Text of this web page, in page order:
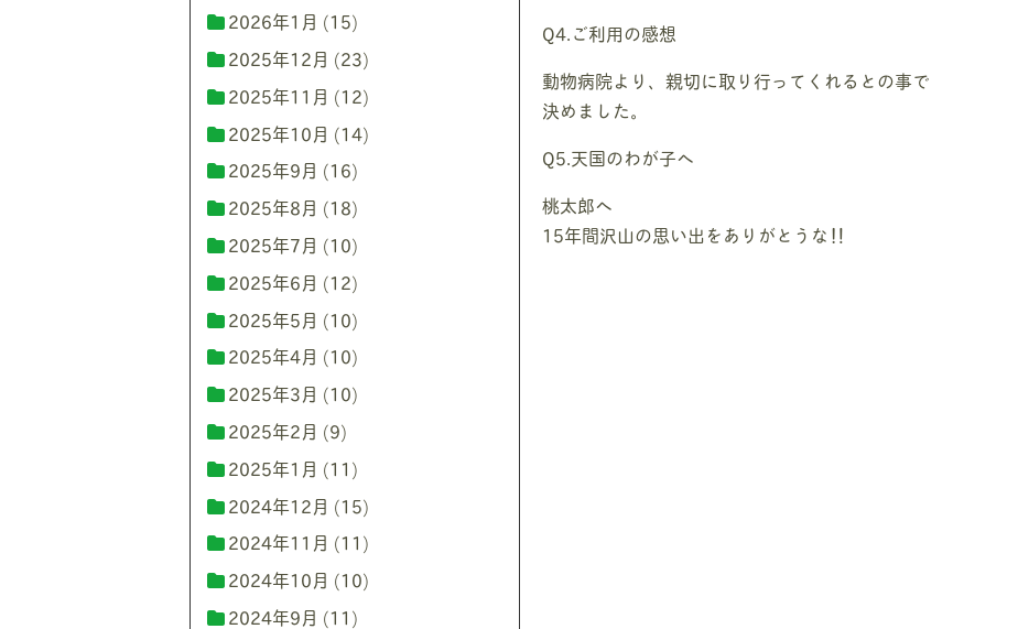
Q4.ご利用の感想
動物病院より、親切に取り行ってくれるとの事で
決めました。
Q5.天国のわが子へ
桃太郎へ
15年間沢山の思い出をありがとうな‼
2026年1月 (15)
2025年12月 (23)
2025年11月 (12)
2025年10月 (14)
2025年9月 (16)
2025年8月 (18)
2025年7月 (10)
2025年6月 (12)
2025年5月 (10)
2025年4月 (10)
2025年3月 (10)
2025年2月 (9)
2025年1月 (11)
2024年12月 (15)
2024年11月 (11)
2024年10月 (10)
2024年9月 (11)